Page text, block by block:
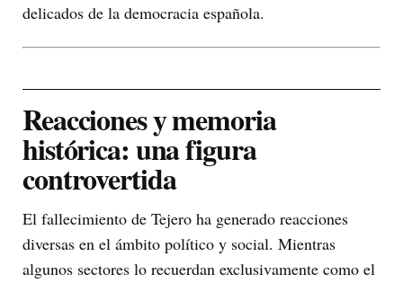
delicados de la democracia española.
Reacciones y memoria
histórica: una figura
controvertida
El fallecimiento de Tejero ha generado reacciones
diversas en el ámbito político y social. Mientras
algunos sectores lo recuerdan exclusivamente como el